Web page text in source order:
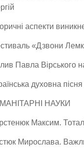
аспекти
«Дзвони
Павла Вірського
духовна
НАУКИ
Максим.
Мирослава.